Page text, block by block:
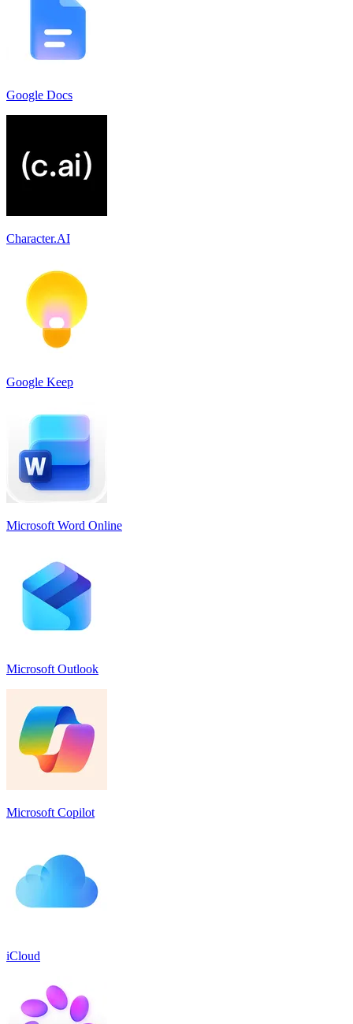
Google Docs
Character.AI
Google Keep
Microsoft Word Online
Microsoft Outlook
Microsoft Copilot
iCloud